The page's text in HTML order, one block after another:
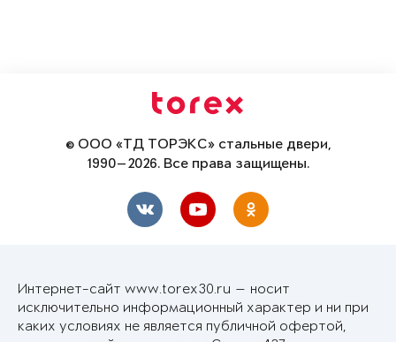
© ООО «ТД ТОРЭКС» стальные двери,
1990—2026. Все права защищены.
Интернет-сайт www.torex30.ru — носит
исключительно информационный характер и ни при
каких условиях не является публичной офертой,